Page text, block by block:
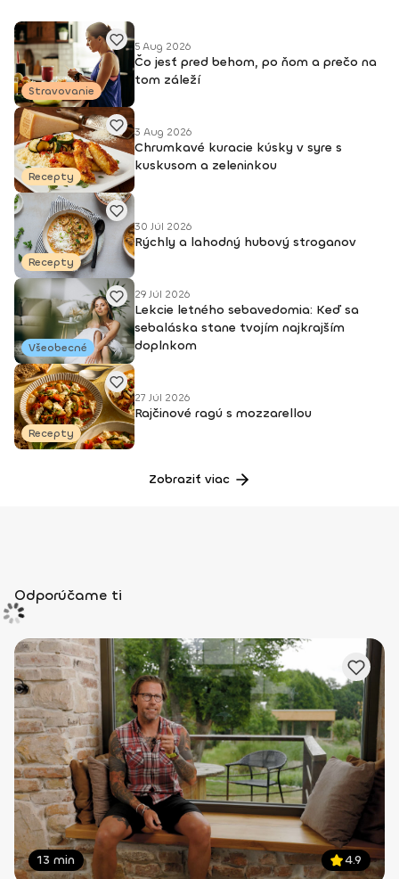
Stravovanie
5 Aug 2026
Čo jesť pred behom, po ňom a prečo na
tom záleží
Recepty
3 Aug 2026
Chrumkavé kuracie kúsky v syre s
kuskusom a zeleninkou
Recepty
30 Júl 2026
Rýchly a lahodný hubový stroganov
Všeobecné
29 Júl 2026
Lekcie letného sebavedomia: Keď sa
sebaláska stane tvojím najkrajším
doplnkom
Recepty
27 Júl 2026
Rajčinové ragú s mozzarellou
Zobraziť viac
Odporúčame ti
13 min 4.9